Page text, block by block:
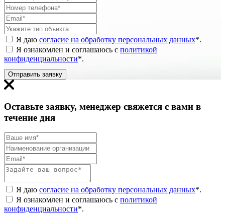
Я даю согласие на обработку персональных данных*.
Я ознакомлен и соглашаюсь с политикой
конфиденциальности*.
Отправить заявку
Оставьте заявку, менеджер свяжется с вами в
течение дня
Я даю согласие на обработку персональных данных*.
Я ознакомлен и соглашаюсь с политикой
конфиденциальности*.